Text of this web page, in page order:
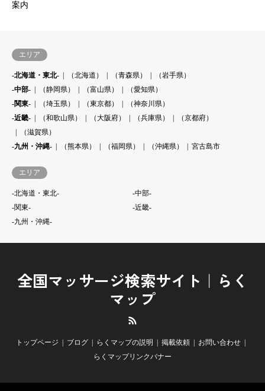
案内
エリア
-北海道・東北- （北海道） （青森県）
（岩手県）
-中部-
（静岡県） （富山県）
（愛知県）
-関東-
（埼玉県） （東京都）
（神奈川県）
-近畿-
（和歌山県） （大阪府） （兵庫県）
（京都府）
（滋賀県）
-九州・沖縄-
（熊本県） （福岡県） （沖縄県） 宮古島市
エリア
-北海道・東北-
-中部-
-関東-
-近畿-
-九州・沖縄-
全国マッサージ検索サイト｜らく
マップ
トップページ ブログ らくマップの説明 掲載依頼
お問い合わせ
らくマップリンクバナー